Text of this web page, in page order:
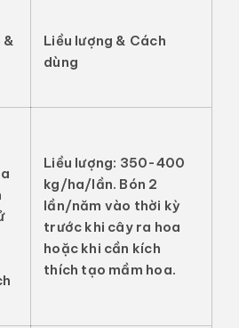
Liều lượng & Cách
dùng
Liều lượng: 350-400
kg/ha/lần. Bón 2
lần/năm vào thời kỳ
trước khi cây ra hoa
hoặc khi cần kích
thích tạo mầm hoa.